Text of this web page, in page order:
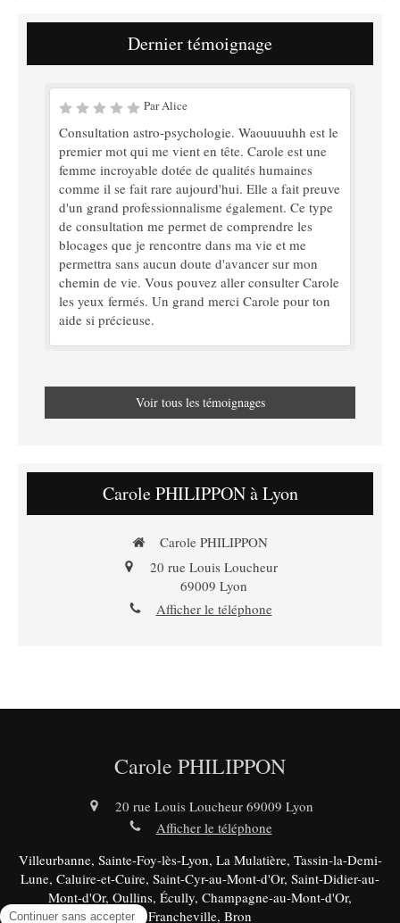
Dernier témoignage
Par Alice
Consultation astro-psychologie. Waouuuuhh est le
premier mot qui me vient en tête. Carole est une
femme incroyable dotée de qualités humaines
comme il se fait rare aujourd'hui. Elle a fait preuve
d'un grand professionnalisme également. Ce type
de consultation me permet de comprendre les
blocages que je rencontre dans ma vie et me
permettra sans aucun doute d'avancer sur mon
chemin de vie. Vous pouvez aller consulter Carole
les yeux fermés. Un grand merci Carole pour ton
aide si précieuse.
Voir tous les témoignages
Carole PHILIPPON à Lyon
Carole PHILIPPON
20 rue Louis Loucheur
69009 Lyon
Afficher le téléphone
Carole PHILIPPON
20 rue Louis Loucheur 69009 Lyon
Afficher le téléphone
Villeurbanne, Sainte-Foy-lès-Lyon, La Mulatière, Tassin-la-Demi-
Lune, Caluire-et-Cuire, Saint-Cyr-au-Mont-d'Or, Saint-Didier-au-
Mont-d'Or, Oullins, Écully, Champagne-au-Mont-d'Or,
Francheville, Bron